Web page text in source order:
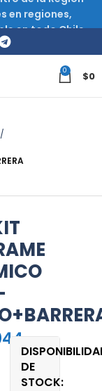
0 $0
DE
STOCK:
en regiones,
en todo Chile.